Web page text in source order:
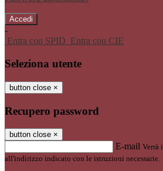
-
Entra con SPID Entra con CIE
Seleziona utente
button close ×
Recupero password
button close ×
E-mail Verrà
all'indirizzo indicato con le istruzioni necessarie.